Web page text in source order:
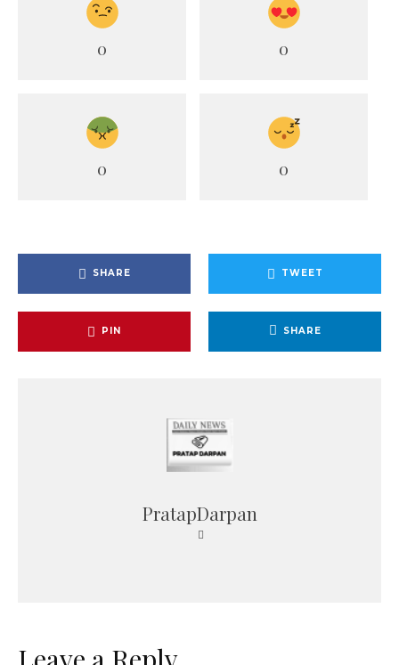
0 0
0 0
SHARE TWEET
PIN SHARE
PratapDarpan